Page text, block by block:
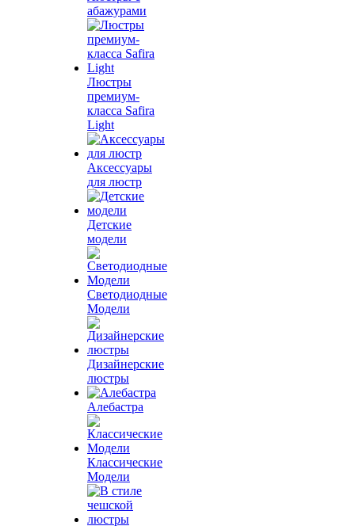
абажурами
Люстры
премиум-
класса Safira
Light
Аксессуары
для люстр
Детские
модели
Светодиодные
Модели
Дизайнерские
люстры
Алебастра
Классические
Модели